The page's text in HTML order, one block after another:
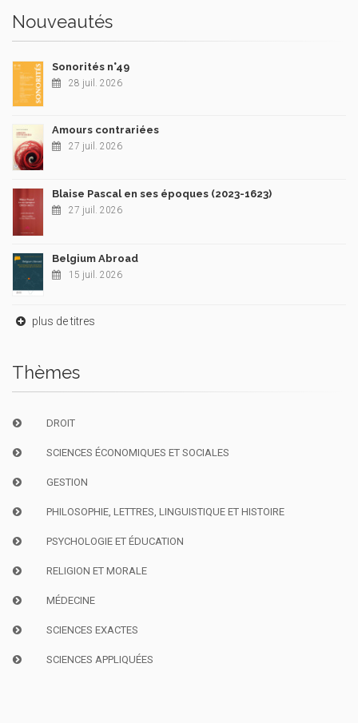
Nouveautés
Sonorités n°49
28 juil. 2026
Amours contrariées
27 juil. 2026
Blaise Pascal en ses époques (2023-1623)
27 juil. 2026
Belgium Abroad
15 juil. 2026
plus de titres
Thèmes
DROIT
SCIENCES ÉCONOMIQUES ET SOCIALES
GESTION
PHILOSOPHIE, LETTRES, LINGUISTIQUE ET HISTOIRE
PSYCHOLOGIE ET ÉDUCATION
RELIGION ET MORALE
MÉDECINE
SCIENCES EXACTES
SCIENCES APPLIQUÉES